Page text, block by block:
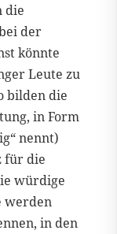
die
der
könnte
Leute zu
bilden die
in Form
nennt)
für die
würdige
werden
in den